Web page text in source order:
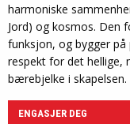
harmoniske
Jord) og kosmos. Den
funksjon, og bygger
respekt for det hellige,
bærebjelke i skapelsen.
ENGASJER DEG